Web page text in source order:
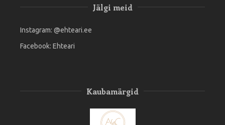
Jälgi meid
Instagram: @ehteari.ee
Facebook: Ehteari
Kaubamärgid